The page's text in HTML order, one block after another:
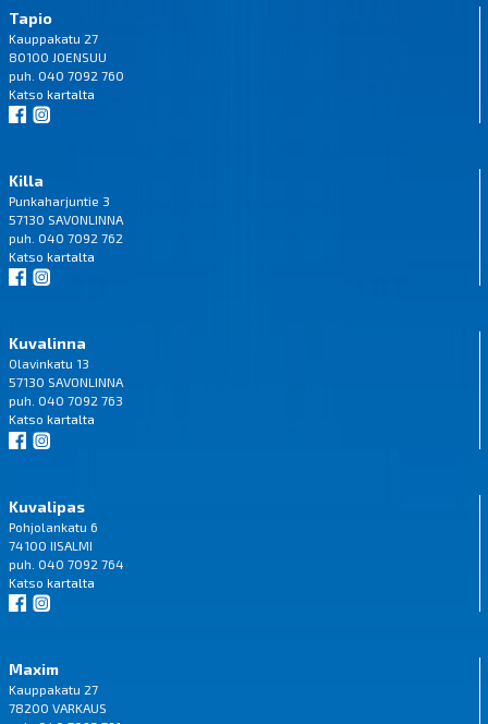
Tapio
Kauppakatu 27
80100 JOENSUU
puh. 040 7092 760
Katso kartalta
Killa
Punkaharjuntie 3
57130 SAVONLINNA
puh. 040 7092 762
Katso kartalta
Kuvalinna
Olavinkatu 13
57130 SAVONLINNA
puh. 040 7092 763
Katso kartalta
Kuvalipas
Pohjolankatu 6
74100 IISALMI
puh. 040 7092 764
Katso kartalta
Maxim
Kauppakatu 27
78200 VARKAUS